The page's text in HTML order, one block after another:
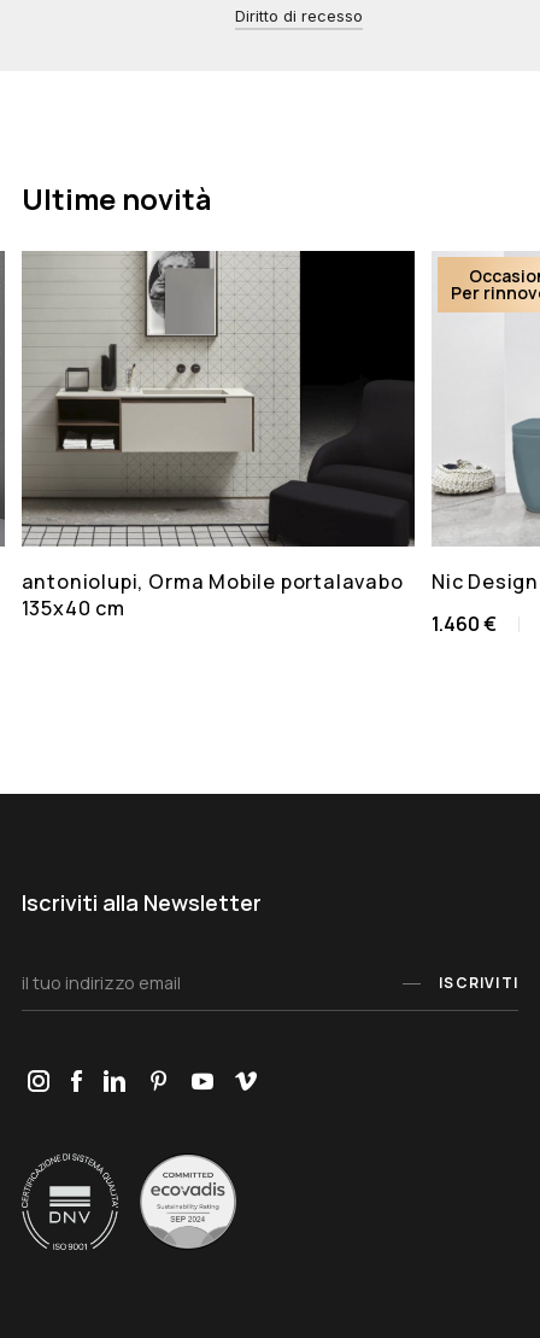
Diritto di recesso
Ultime novità
antoniolupi, Orma Mobile portalavabo
135x40 cm
Per
Nic
1.460 €
Iscriviti alla Newsletter
ISCRIVITI